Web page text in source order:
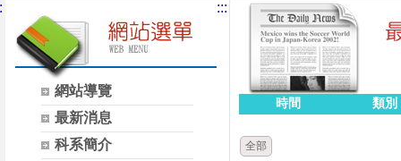
網站導覽
最新消息
科系簡介
:::
時間 類別
全部